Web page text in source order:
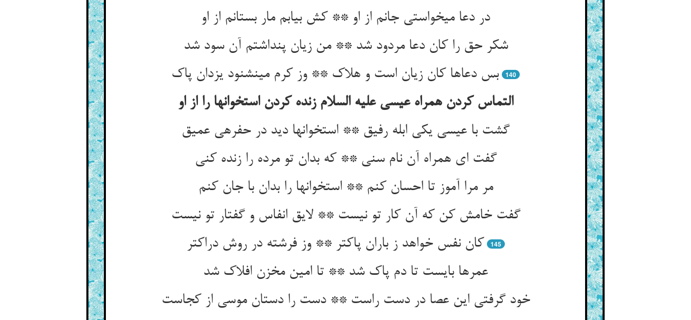
در دعا می‏خواستی جانم از او ** کش بیابم مار بستانم از او
شکر حق را کان دعا مردود شد ** من زیان پنداشتم آن سود شد
بس دعاها کان زیان است و هلاک ** وز کرم می‏نشنود یزدان پاک‏
140
التماس کردن همراه عیسی علیه السلام زنده کردن استخوانها را از او
گشت با عیسی یکی ابله رفیق ** استخوانها دید در حفره‏ی عمیق‏
گفت ای همراه آن نام سنی ** که بدان تو مرده را زنده کنی
مر مرا آموز تا احسان کنم ** استخوانها را بدان با جان کنم
گفت خامش کن که آن کار تو نیست ** لایق انفاس و گفتار تو نیست‏
کان نفس خواهد ز باران پاک‏تر ** وز فرشته در روش دراک‏تر
145
عمرها بایست تا دم پاک شد ** تا امین مخزن افلاک شد
خود گرفتی این عصا در دست راست ** دست را دستان موسی از کجاست‏